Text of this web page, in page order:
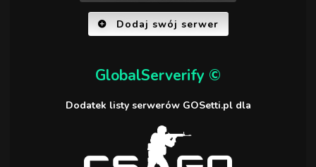
Dodaj swój serwer
GlobalServerify ©
Dodatek listy serwerów GOSetti.pl dla